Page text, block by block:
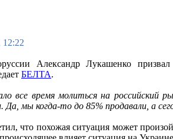
12:22
Александр Лукашенко
БЕЛТА.
все время молиться на российский
Да, мы когда-то до 85% продавали, а
что похожая ситуация может